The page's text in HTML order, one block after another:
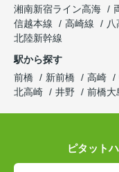
湘南新宿ライン高海
信越本線
高崎線 八
北陸新幹線
駅から探す
前橋
新前橋 高崎
北高崎
井野 前橋大
ピタット